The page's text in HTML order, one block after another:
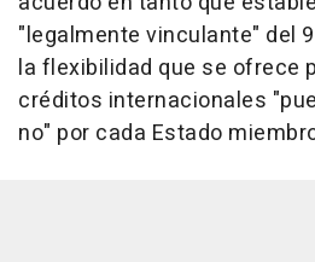
"legalmente vinculante" del
la flexibilidad que se ofrece
créditos internacionales
no" por cada Estado